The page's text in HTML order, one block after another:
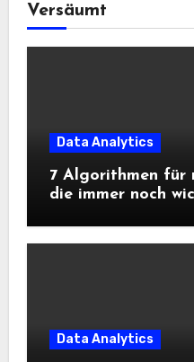
Versäumt
Data Analytics
7 Algorithmen für
die immer noch
Data Analytics